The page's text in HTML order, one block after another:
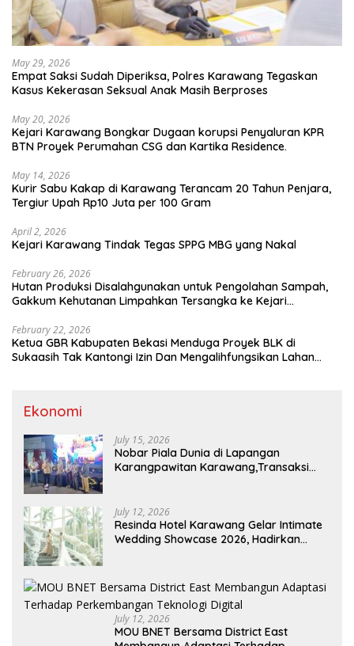
May 29, 2026
Empat Saksi Sudah Diperiksa, Polres Karawang Tegaskan
Kasus Kekerasan Seksual Anak Masih Berproses
May 20, 2026
Kejari Karawang Bongkar Dugaan korupsi Penyaluran KPR
BTN Proyek Perumahan CSG dan Kartika Residence.
May 14, 2026
Kurir Sabu Kakap di Karawang Terancam 20 Tahun Penjara,
Tergiur Upah Rp10 Juta per 100 Gram
April 2, 2026
Kejari Karawang Tindak Tegas SPPG MBG yang Nakal
February 26, 2026
Hutan Produksi Disalahgunakan untuk Pengolahan Sampah,
Gakkum Kehutanan Limpahkan Tersangka ke Kejari
February 22, 2026
Ketua GBR Kabupaten Bekasi Menduga Proyek BLK di
Sukaasih Tak Kantongi Izin Dan Mengalihfungsikan Lahan
Ekonomi
July 15, 2026
Nobar Piala Dunia di Lapangan
Karangpawitan Karawang,Transaksi
July 12, 2026
Resinda Hotel Karawang Gelar Intimate
Wedding Showcase 2026, Hadirkan
July 12, 2026
MOU BNET Bersama District East